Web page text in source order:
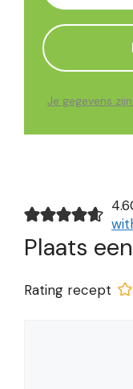
Je gegevens
Plaats
Rating recept